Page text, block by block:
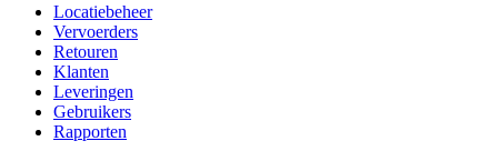
Locatiebeheer
Vervoerders
Retouren
Klanten
Leveringen
Gebruikers
Rapporten